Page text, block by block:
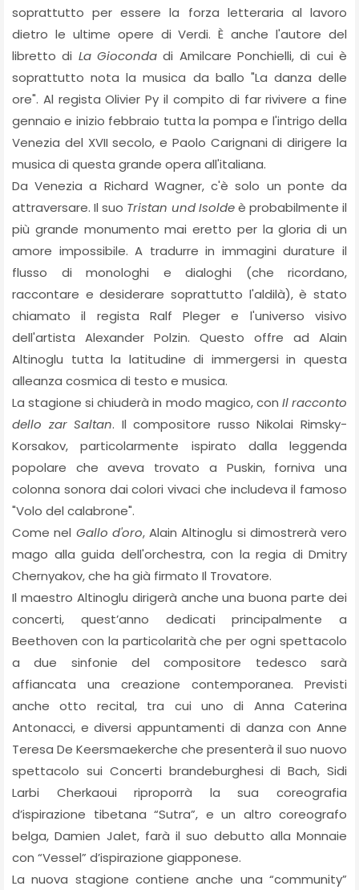
soprattutto per essere la forza letteraria al lavoro
dietro le ultime opere di Verdi. È anche l'autore del
libretto di La Gioconda di Amilcare Ponchielli, di cui è
soprattutto nota la musica da ballo "La danza delle
ore". Al regista Olivier Py il compito di far rivivere a fine
gennaio e inizio febbraio tutta la pompa e l'intrigo della
Venezia del XVII secolo, e Paolo Carignani di dirigere la
musica di questa grande opera all'italiana.
Da Venezia a Richard Wagner, c'è solo un ponte da
attraversare. Il suo Tristan und Isoldeè probabilmente il
più grande monumento mai eretto per la gloria di un
amore impossibile. A tradurre in immagini durature il
flusso di monologhi e dialoghi (che ricordano,
raccontare e desiderare soprattutto l'aldilà), è stato
chiamato il regista Ralf Pleger e l'universo visivo
dell'artista Alexander Polzin. Questo offre ad Alain
Altinoglu tutta la latitudine di immergersi in questa
alleanza cosmica di testo e musica.
La stagione si chiuderà in modo magico, con Il racconto
dello zar Saltan. Il compositore russo Nikolai Rimsky-
Korsakov, particolarmente ispirato dalla leggenda
popolare che aveva trovato a Puskin, forniva una
colonna sonora dai colori vivaci che includeva il famoso
"Volo del calabrone".
Come nel Gallo d'oro, Alain Altinoglu si dimostrerà vero
mago alla guida dell'orchestra, con la regia di Dmitry
Chernyakov, che ha già firmato Il Trovatore.
Il maestro Altinoglu dirigerà anche una buona parte dei
concerti, quest’anno dedicati principalmente a
Beethoven con la particolarità che per ogni spettacolo
a due sinfonie del compositore tedesco sarà
affiancata una creazione contemporanea. Previsti
anche otto recital, tra cui uno di Anna Caterina
Antonacci, e diversi appuntamenti di danza con Anne
Teresa De Keersmaekerche che presenterà il suo nuovo
spettacolo sui Concerti brandeburghesi di Bach, Sidi
Larbi Cherkaoui riproporrà la sua coreografia
d’ispirazione tibetana “Sutra”, e un altro coreografo
belga, Damien Jalet, farà il suo debutto alla Monnaie
con “Vessel” d’ispirazione giapponese.
La nuova stagione contiene anche una “community”